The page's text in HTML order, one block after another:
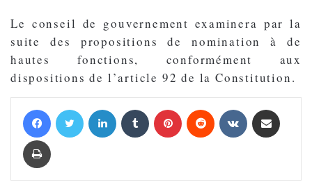
Le conseil de gouvernement examinera par la
suite des propositions de nomination à de
hautes fonctions, conformément aux
dispositions de l’article 92 de la Constitution.